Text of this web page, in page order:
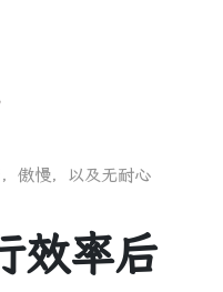
傲慢，以及无耐心
效率后